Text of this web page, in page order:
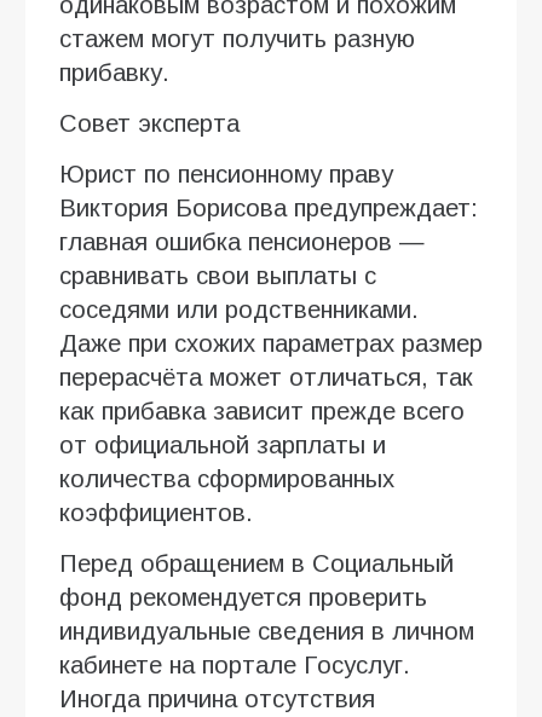
стажем могут получить разную
прибавку.
Совет эксперта
Юрист по пенсионному праву
Виктория Борисова предупреждает:
главная ошибка пенсионеров —
сравнивать свои выплаты с
соседями или родственниками.
Даже при схожих параметрах размер
перерасчёта может отличаться, так
как прибавка зависит прежде всего
от официальной зарплаты и
количества сформированных
коэффициентов.
Перед обращением в Социальный
фонд рекомендуется проверить
индивидуальные сведения в личном
кабинете на портале Госуслуг.
Иногда причина отсутствия